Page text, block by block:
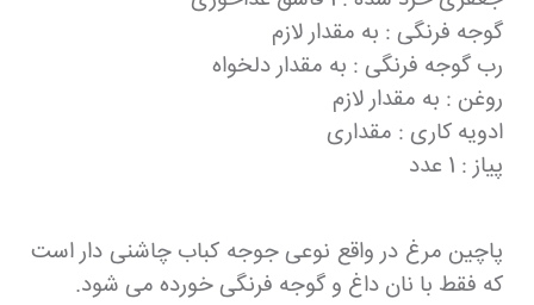
گوجه فرنگی : به مقدار لازم
رب گوجه فرنگی : به مقدار دلخواه
روغن : به مقدار لازم
ادویه کاری : مقداری
پیاز : 1 عدد
پاچین مرغ در واقع نوعی جوجه کباب چاشنی دار است
که فقط با نان داغ و گوجه فرنگی خورده می شود.